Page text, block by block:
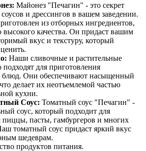
Майонез "Печагин" - это секрет
и дрессингов в вашем заведении.
из отборных ингредиентов,
высокого качества. Он придаст вашим
вкус и текстуру, который
Наши сливочные и растительные
подходят для приготовления
блюд. Они обеспечивают насыщенный
делает их неотъемлемой частью
кухни.
Соус: Томатный соус "Печагин" -
соус, который подходит для
пиццы, пасты, гамбургеров и многих
томатный соус придаст яркий вкус
шедеврам.
продуктов питания.